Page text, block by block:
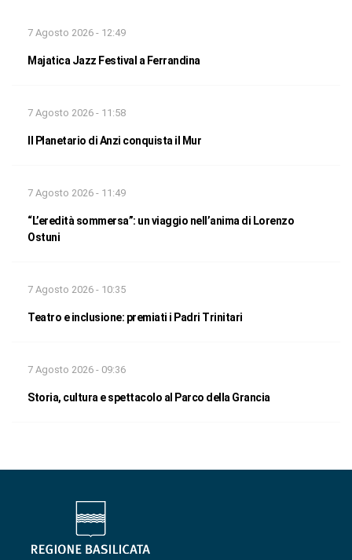
7 Agosto 2026 - 12:49
Majatica Jazz Festival a Ferrandina
7 Agosto 2026 - 11:58
Il Planetario di Anzi conquista il Mur
7 Agosto 2026 - 11:49
“L’eredità sommersa”: un viaggio nell’anima di Lorenzo
Ostuni
7 Agosto 2026 - 10:35
Teatro e inclusione: premiati i Padri Trinitari
7 Agosto 2026 - 09:36
Storia, cultura e spettacolo al Parco della Grancia